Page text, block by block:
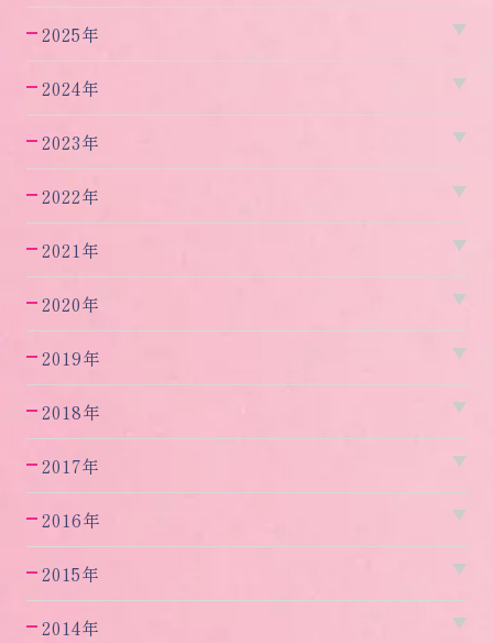
2025年
2024年
2023年
2022年
2021年
2020年
2019年
2018年
2017年
2016年
2015年
2014年